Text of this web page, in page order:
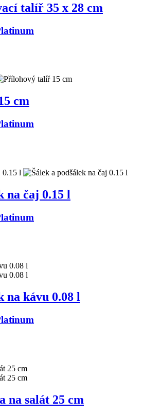
talíř 35 x 28 cm
cm
na čaj 0.15 l
na kávu 0.08 l
na salát 25 cm